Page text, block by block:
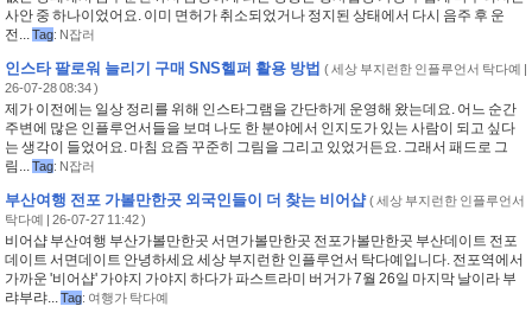
사안 중 하나이었어요. 이미 면허가 취소되었거나 정지된 상태에서 다시 음주 후 운
전...Tag: N잡러
인스타 팔로워 늘리기 구매 SNS헬퍼 활용 방법 (세상 부지런한 인플루언서 탁다예 |
26-07-28 08:34 )
제가 이전에는 일상 정리를 위해 인스타그램을 간단하게 운영해 왔는데요. 어느 순간
주변에 많은 인플루언서들을 보며 나도 한 분야에서 인지도가 있는 사람이 되고 싶다
는 생각이 들었어요. 마침 요즘 꾸준히 그림을 그리고 있었거든요. 그래서 패드로 그
림...Tag: N잡러
부산여행 전포 가볼만한곳 외국인들이 더 찾는 비어샵 (세상 부지런한 인플루언서
탁다예 | 26-07-27 11:42 )
비어샵 부산여행 부산가볼만한곳 서면가볼만한곳 전포가볼만한곳 부산데이트 전포
데이트 서면데이트 안녕하세요 세상 부지런한 인플루언서 탁다예입니다. 전포역에서
가까운 '비어샵' 가야지 가야지 하다가 파스트라미 버거가 7월 26일 마지막 날이라 부
랴부랴...Tag: 여행가 탁다예